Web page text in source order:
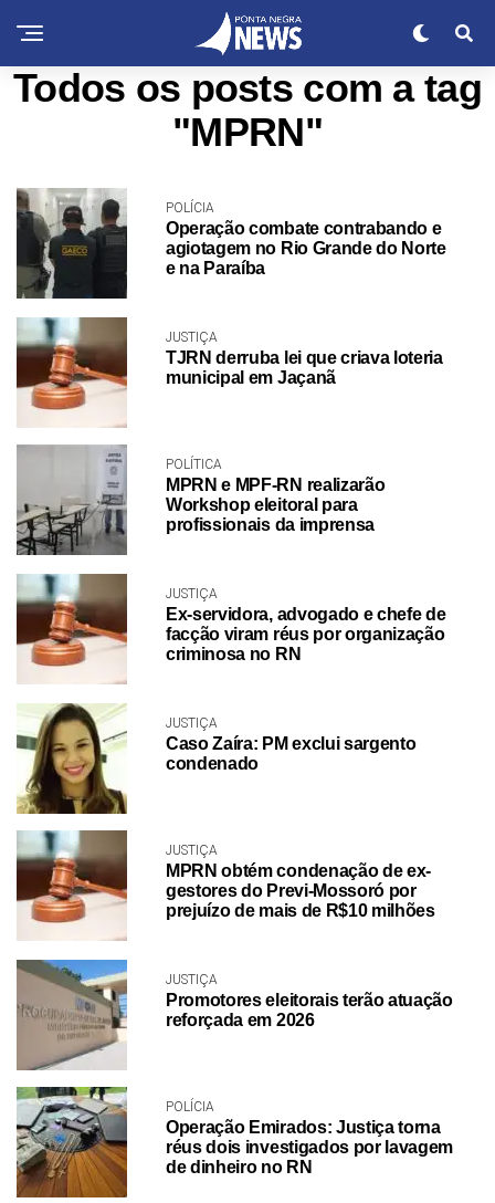
Todos os posts com a tag
"MPRN"
POLÍCIA
Operação combate contrabando e
agiotagem no Rio Grande do Norte
e na Paraíba
JUSTIÇA
TJRN derruba lei que criava loteria
municipal em Jaçanã
POLÍTICA
MPRN e MPF-RN realizarão
Workshop eleitoral para
profissionais da imprensa
JUSTIÇA
Ex-servidora, advogado e chefe de
facção viram réus por organização
criminosa no RN
JUSTIÇA
Caso Zaíra: PM exclui sargento
condenado
JUSTIÇA
MPRN obtém condenação de ex-
gestores do Previ-Mossoró por
prejuízo de mais de R$10 milhões
JUSTIÇA
Promotores eleitorais terão atuação
reforçada em 2026
POLÍCIA
Operação Emirados: Justiça torna
réus dois investigados por lavagem
de dinheiro no RN